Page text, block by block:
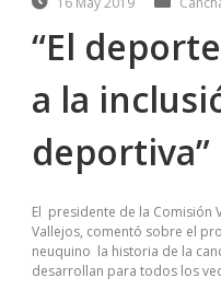
“El
a la
deportiva”
El presidente de la Comisión
Vallejos, comentó sobre el
neuquino la historia de la
desarrollan para todos los